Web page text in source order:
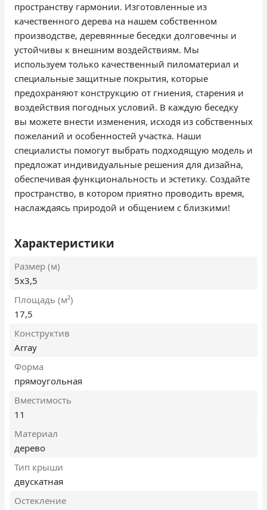
пространству гармонии. Изготовленные из
качественного дерева на нашем собственном
производстве, деревянные беседки долговечны и
устойчивы к внешним воздействиям. Мы
используем только качественный пиломатериал и
специальные защитные покрытия, которые
предохраняют конструкцию от гниения, старения и
воздействия погодных условий. В каждую беседку
вы можете внести изменения, исходя из собственных
пожеланий и особенностей участка. Наши
специалисты помогут выбрать подходящую модель и
предложат индивидуальные решения для дизайна,
обеспечивая функциональность и эстетику. Создайте
пространство, в котором приятно проводить время,
наслаждаясь природой и общением с близкими!
Характеристики
Размер (м)
5х3,5
Площадь (м²)
17,5
Конструктив
Array
Форма
прямоугольная
Вместимость
11
Материал
дерево
Тип крыши
двускатная
Остекление